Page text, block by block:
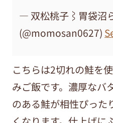
— 双松桃子⌇胃袋沼
(@momosan0627)
こちらは2切れの鮭を
みご飯です。濃厚なバ
のある鮭が相性ぴった